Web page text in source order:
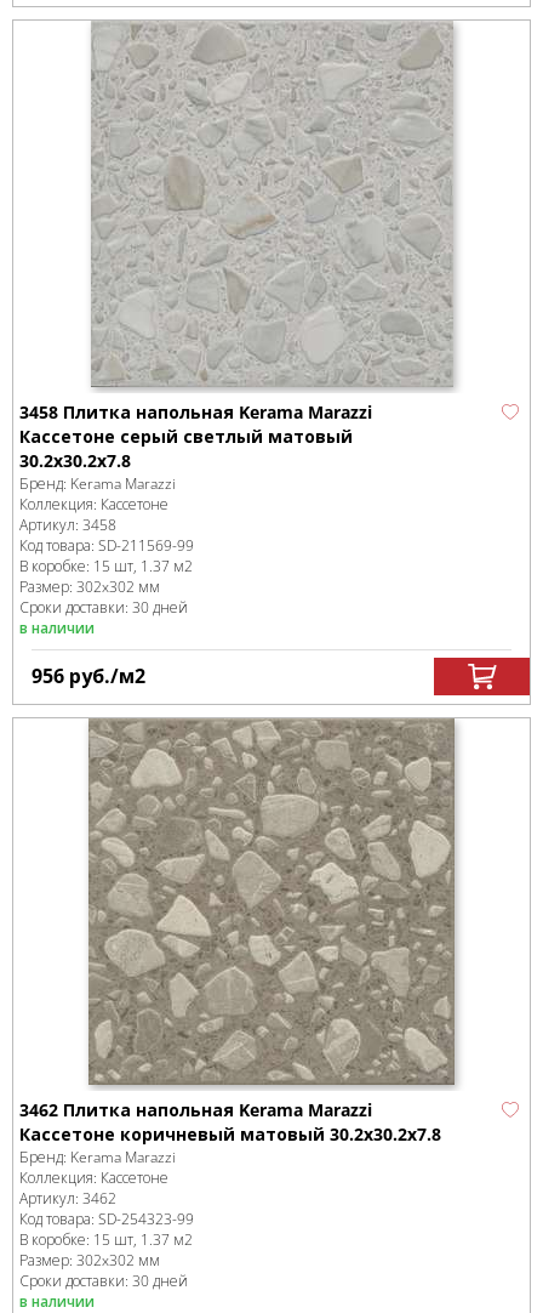
3458 Плитка напольная Kerama Marazzi
Кассетоне серый светлый матовый
30.2x30.2x7.8
Бренд: Kerama Marazzi
Коллекция: Кассетоне
Артикул: 3458
Код товара: SD-211569-99
В коробке: 15 шт, 1.37 м2
Размер: 302x302 мм
Сроки доставки: 30 дней
в наличии
956 руб./м2
3462 Плитка напольная Kerama Marazzi
Кассетоне коричневый матовый 30.2x30.2x7.8
Бренд: Kerama Marazzi
Коллекция: Кассетоне
Артикул: 3462
Код товара: SD-254323-99
В коробке: 15 шт, 1.37 м2
Размер: 302x302 мм
Сроки доставки: 30 дней
в наличии